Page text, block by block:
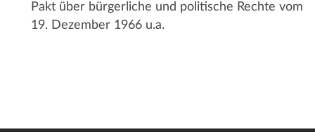
Pakt über bürgerliche und politische Rechte vom
19. Dezember 1966 u.a.